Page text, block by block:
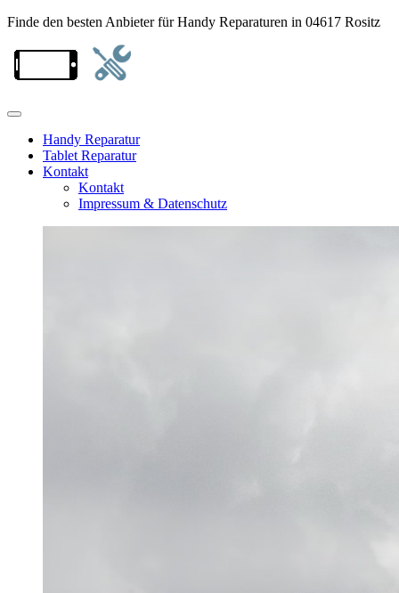
Finde den besten Anbieter für Handy Reparaturen in 04617 Rositz
Handy Reparatur
Tablet Reparatur
Kontakt
Kontakt
Impressum & Datenschutz